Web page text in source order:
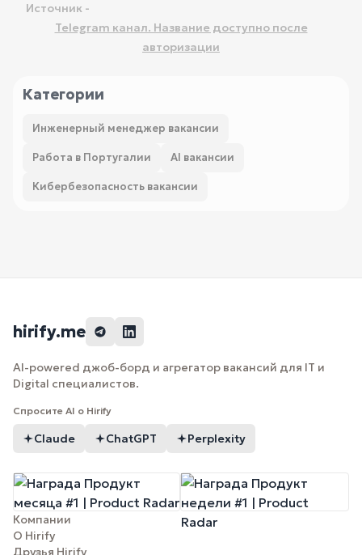
Источник -
Telegram канал. Название доступно после
авторизации
Категории
Инженерный менеджер вакансии
Работа в Португалии AI вакансии
Кибербезопасность вакансии
hirify.me
AI-powered джоб-борд и агрегатор вакансий для IT и
Digital специалистов.
Спросите AI о Hirify
Claude ChatGPT Perplexity
Компании
О Hirify
Друзья Hirify